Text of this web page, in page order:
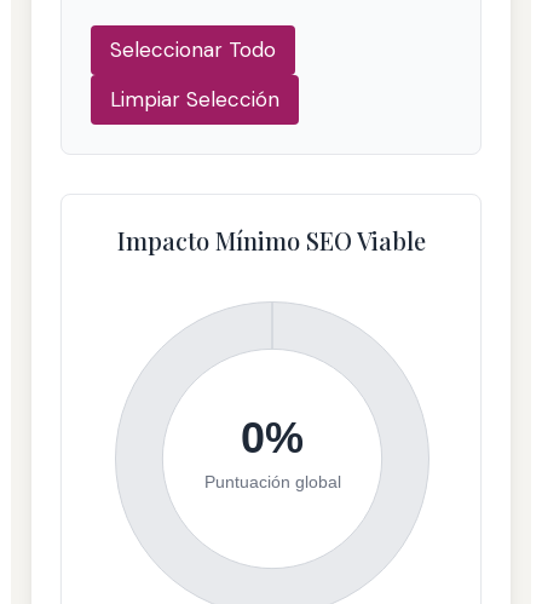
Seleccionar Todo
Limpiar Selección
Impacto Mínimo SEO Viable